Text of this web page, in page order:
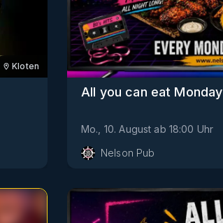
Kloten
All you can eat Monday
Mo., 10. August ab 18:00 Uhr
Nelson Pub